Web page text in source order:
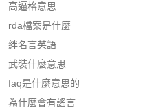
高逼格意思
rda檔案是什麼
絆名言英語
武裝什麼意思
faq是什麼意思的
為什麼會有謠言